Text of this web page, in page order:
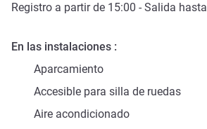
Registro a partir de 15:00 - Salida hasta
En las instalaciones
Aparcamiento
Accesible para silla de ruedas
Aire acondicionado